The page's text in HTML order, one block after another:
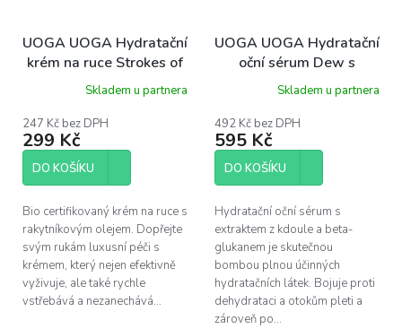
UOGA UOGA Hydratační
krém na ruce Strokes of
Dawn s černým rybízem,
Skladem u partnera
247 Kč bez DPH
299 Kč
DO KOŠÍKU
Bio certifikovaný krém na ruce s
rakytníkovým olejem. Dopřejte
svým rukám luxusní péči s
krémem, který nejen efektivně
vyživuje, ale také rychle
vstřebává a nezanechává...
UOGA UOGA Hydratační
oční sérum Dew s
extraktem z kdoule a
betaglukanem 10 ml
Skladem u partnera
492 Kč bez DPH
595 Kč
DO KOŠÍKU
Hydratační oční sérum s
extraktem z kdoule a beta-
glukanem je skutečnou
bombou plnou účinných
hydratačních látek. Bojuje proti
dehydrataci a otokům pleti a
zároveň po...